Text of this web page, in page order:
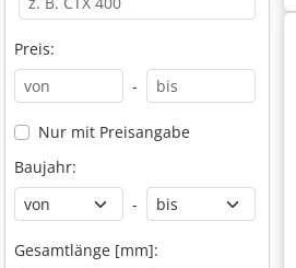
Preis:
-
Nur mit Preisangabe
Baujahr:
-
Gesamtlänge [mm]: